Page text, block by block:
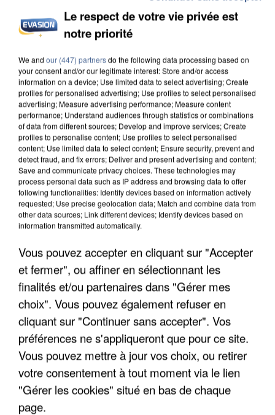
INCENDIES : L’ÎLE-DE-FRANCE LANCE UN ÉLAN
APRÈS TOUTES CES CANICULES, LES REFUGES
DE FAUNE SAUVAGE SONT...
Le respect de votre vie privée est
notre priorité
We and our (447) partnersdo the following data processing based on
your consent and/or our legitimate interest: Store and/or access
information on a device; Use limited data to select advertising; Create
profiles for personalised advertising; Use profiles to select personalised
advertising; Measure advertising performance; Measure content
performance; Understand audiences through statistics or combinations
of data from different sources; Develop and improve services; Create
profiles to personalise content; Use profiles to select personalised
content; Use limited data to select content; Ensure security, prevent and
detect fraud, and fix errors; Deliver and present advertising and content;
Save and communicate privacy choices. These technologies may
process personal data such as IP address and browsing data to offer
following functionalities: Identify devices based on information actively
requested; Use precise geolocation data; Match and combine data from
other data sources; Link different devices; Identify devices based on
information transmitted automatically.
Vous pouvez accepter en cliquant sur "Accepter
et fermer", ou affiner en sélectionnant les
finalités et/ou partenaires dans "Gérer mes
choix". Vous pouvez également refuser en
cliquant sur "Continuer sans accepter". Vos
préférences ne s'appliqueront que pour ce site.
Vous pouvez mettre à jour vos choix, ou retirer
votre consentement à tout moment via le lien
"Gérer les cookies" situé en bas de chaque
page.